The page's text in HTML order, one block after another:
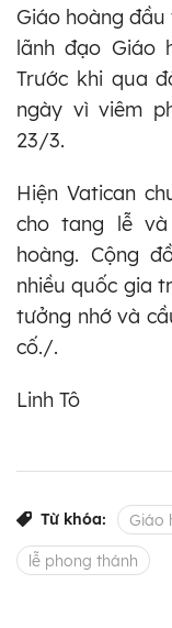
Giáo hoàng
lãnh đạo Giáo
Trước khi qua
ngày vì viêm
23/3.
Hiện Vatican
cho tang lễ
hoàng. Cộng
nhiều quốc gia
tưởng nhớ và
cố./.
Linh Tô
Từ khóa: Giáo
lễ phong thánh